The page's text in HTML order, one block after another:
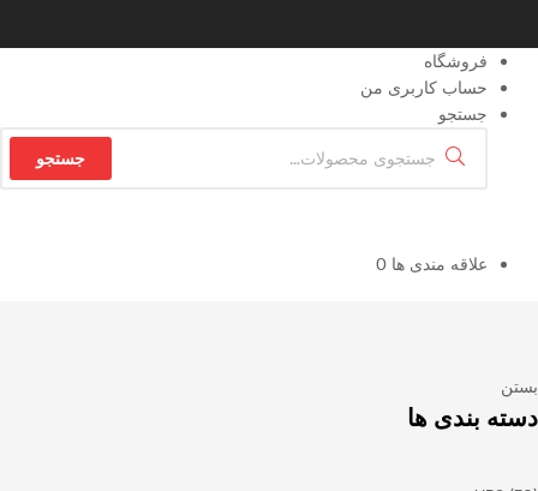
فروشگاه
حساب کاربری من
جستجو
برای:
جستجو
علاقه مندی ها 0
بستن
دسته بندی ها